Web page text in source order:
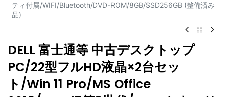
ティ付属/WIFI/Bluetooth/DVD-ROM/8GB/SSD256GB (整備済み
品)
DELL 富士通等 中古デスクトップ
PC/22型フルHD液晶×2台セッ
ト/Win 11 Pro/MS Office